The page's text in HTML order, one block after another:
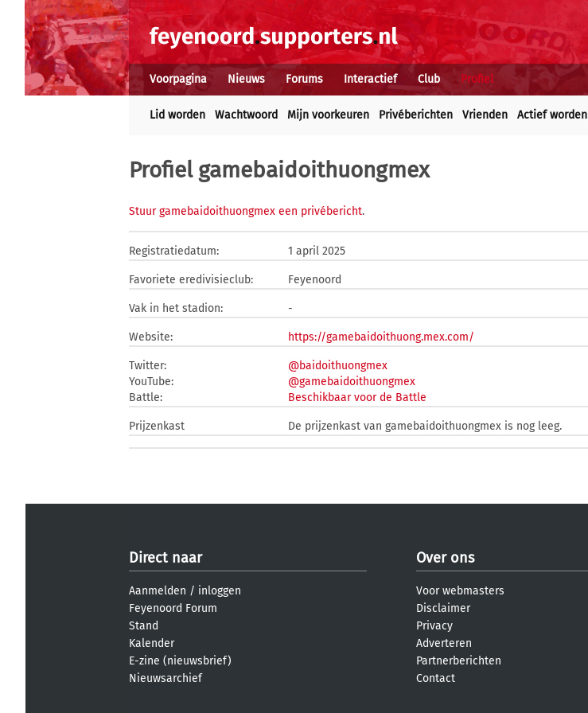
Voorpagina Nieuws Forums Interactief Club Profiel
Lid worden Wachtwoord Mijn voorkeuren Privéberichten Vrienden Actief worden
Profiel gamebaidoithuongmex
Stuur gamebaidoithuongmex een privébericht.
Registratiedatum: 1 april 2025
Favoriete eredivisieclub: Feyenoord
Vak in het stadion: -
Website: https://gamebaidoithuong.mex.com/
Twitter:
@baidoithuongmex
YouTube:
@gamebaidoithuongmex
Battle:
Beschikbaar voor de Battle
Prijzenkast De prijzenkast van gamebaidoithuongmex is nog leeg.
Direct naar
Aanmelden / inloggen
Feyenoord Forum
Stand
Kalender
E-zine (nieuwsbrief)
Nieuwsarchief
Over ons
Voor webmasters
Disclaimer
Privacy
Adverteren
Partnerberichten
Contact